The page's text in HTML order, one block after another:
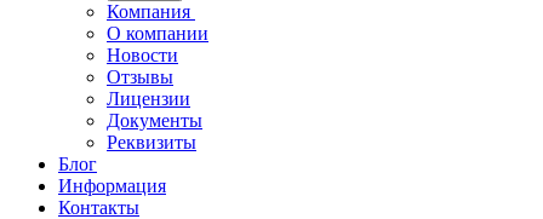
Компания
О компании
Новости
Отзывы
Лицензии
Документы
Реквизиты
Блог
Информация
Контакты